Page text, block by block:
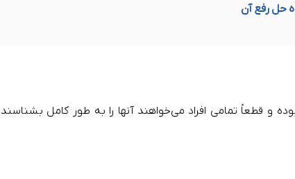
حل رفع آن
و قطعاً تمامی افراد می‌خواهند آنها را به طور کامل